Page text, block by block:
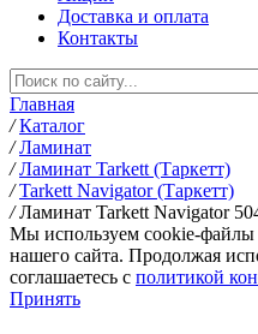
Доставка и оплата
Контакты
Главная
/ Каталог
/ Ламинат
/ Ламинат Tarkett (Таркетт)
/ Tarkett Navigator (Таркетт)
/ Ламинат Tarkett Navigator
Мы используем cookie-файлы
нашего сайта. Продолжая
соглашаетесь c политикой
Принять